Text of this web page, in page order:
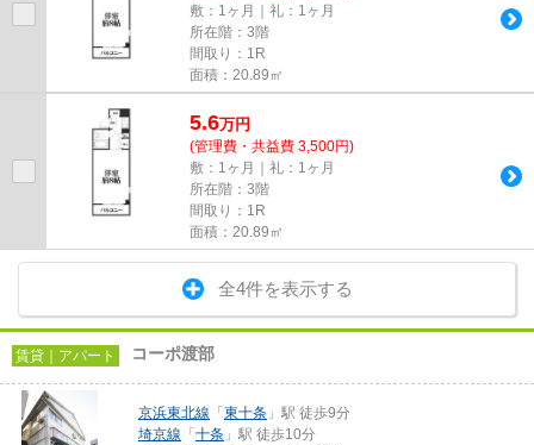
敷：1ヶ月｜礼：1ヶ月
所在階：3階
間取り：1R
面積：20.89㎡
5.6万円
(管理費・共益費 3,500円)
敷：1ヶ月｜礼：1ヶ月
所在階：3階
間取り：1R
面積：20.89㎡
全4件を表示する
賃貸｜アパート コーポ渡部
京浜東北線 「 東十条 」駅 徒歩9分
埼京線 「 十条 」駅 徒歩10分